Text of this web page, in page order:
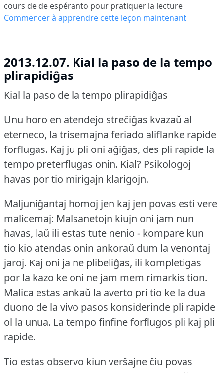
cours de de espéranto pour pratiquer la lecture
Commencer à apprendre cette leçon maintenant
2013.12.07. Kial la paso de la tempo
plirapidiĝas
Kial la paso de la tempo plirapidiĝas
Unu horo en atendejo streĉiĝas kvazaŭ al
eterneco, la trisemajna feriado aliflanke rapide
forflugas. Kaj ju pli oni aĝiĝas, des pli rapide la
tempo preterflugas onin. Kial? Psikologoj
havas por tio mirigajn klarigojn.
Maljuniĝantaj homoj jen kaj jen povas esti vere
malicemaj: Malsanetojn kiujn oni jam nun
havas, laŭ ili estas tute nenio - kompare kun
tio kio atendas onin ankoraŭ dum la venontaj
jaroj. Kaj oni ja ne plibeliĝas, ili kompletigas
por la kazo ke oni ne jam mem rimarkis tion.
Malica estas ankaŭ la averto pri tio ke la dua
duono de la vivo pasos konsiderinde pli rapide
ol la unua. La tempo finfine forflugos pli kaj pli
rapide.
Tio estas observo kiun verŝajne ĉiu povas